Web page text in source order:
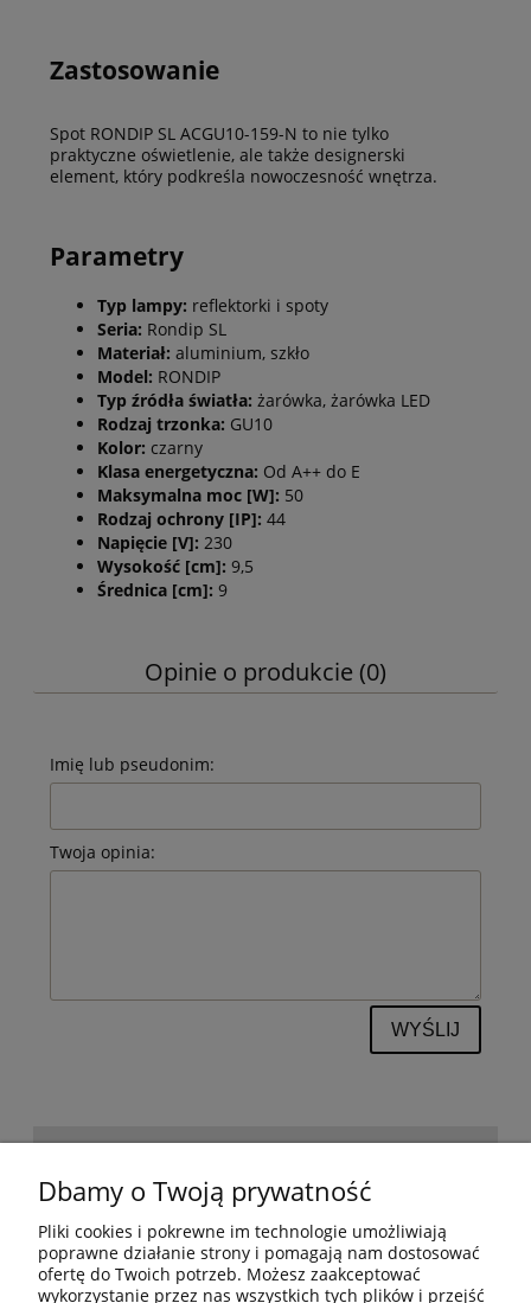
Zastosowanie
Spot RONDIP SL ACGU10-159-N to nie tylko
praktyczne oświetlenie, ale także designerski
element, który podkreśla nowoczesność wnętrza.
Parametry
Typ lampy: reflektorki i spoty
Seria: Rondip SL
Materiał: aluminium, szkło
Model: RONDIP
Typ źródła światła: żarówka, żarówka LED
Rodzaj trzonka: GU10
Kolor: czarny
Klasa energetyczna: Od A++ do E
Maksymalna moc [W]: 50
Rodzaj ochrony [IP]: 44
Napięcie [V]: 230
Wysokość [cm]: 9,5
Średnica [cm]: 9
Opinie o produkcie (0)
Imię lub pseudonim:
Twoja opinia:
WYŚLIJ
BESTSELLERY
Dbamy o Twoją prywatność
Pliki cookies i pokrewne im technologie umożliwiają
poprawne działanie strony i pomagają nam dostosować
ofertę do Twoich potrzeb. Możesz zaakceptować
wykorzystanie przez nas wszystkich tych plików i przejść